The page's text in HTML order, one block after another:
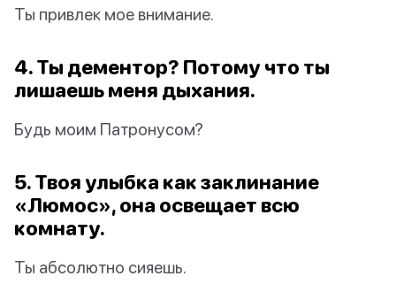
Ты привлек мое внимание.
4. Ты дементор? Потому что ты
лишаешь меня дыхания.
Будь моим Патронусом?
5. Твоя улыбка как заклинание
«Люмос», она освещает всю
комнату.
Ты абсолютно сияешь.